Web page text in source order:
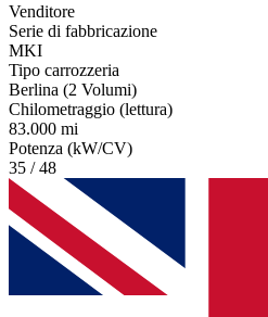
Venditore
Serie di fabbricazione
MKI
Tipo carrozzeria
Berlina (2 Volumi)
Chilometraggio (lettura)
83.000 mi
Potenza (kW/CV)
35 / 48